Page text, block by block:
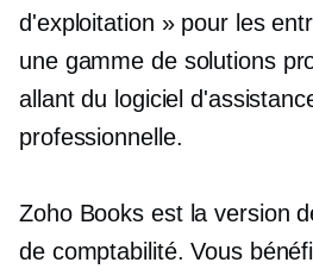
d'exploitation » pour les
une gamme de solutions
allant du logiciel
professionnelle.
Zoho Books est la version
de comptabilité. Vous